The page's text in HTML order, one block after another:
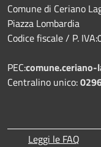
Comune di Ceriano
Piazza Lombardia
Codice fiscale / P.
PEC:
Centralino unico:
Leggi le FAQ